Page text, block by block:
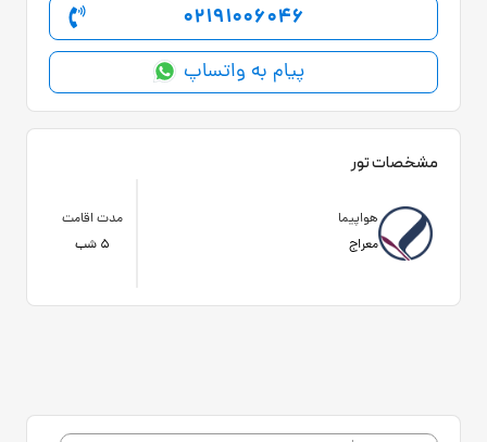
02191006046
پیام به واتساپ
مشخصات تور
هواپیما
معراج
مدت اقامت
5 شب